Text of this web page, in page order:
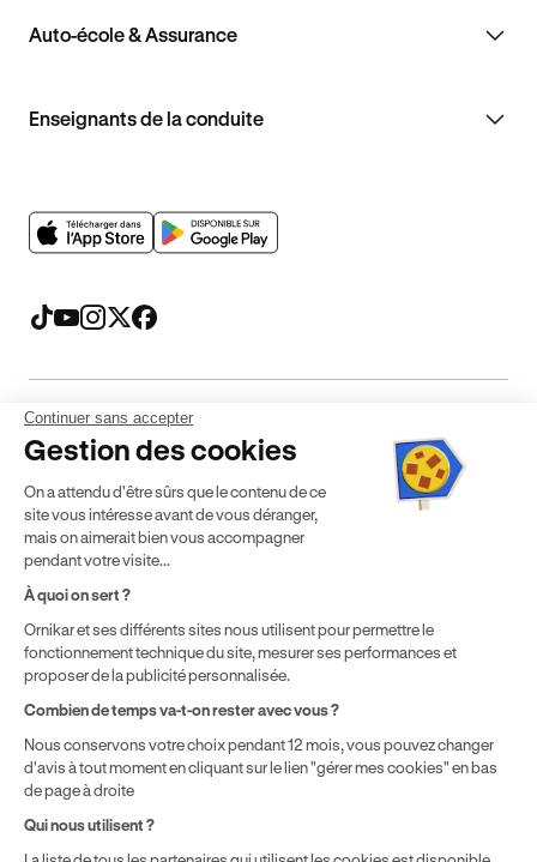
Auto-école & Assurance
Enseignants de la conduite
Mentions légales CGV CGU Politique de confidentialité
* Détail des conditions de nos offres
localisation géographique et du type de formules que vous
achetez comme détaillé dans nosConditions Générales de
Vente.
Continuer sans accepter
Gestion des cookies
On a attendu d'être sûrs que le contenu de ce
site vous intéresse avant de vous déranger,
mais on aimerait bien vous accompagner
pendant votre visite...
À quoi on sert ?
Ornikar et ses différents sites nous utilisent pour permettre le
fonctionnement technique du site, mesurer ses performances et
proposer de la publicité personnalisée.
Combien de temps va-t-on rester avec vous ?
Nous conservons votre choix pendant 12 mois, vous pouvez changer
d'avis à tout moment en cliquant sur le lien "gérer mes cookies" en bas
de page à droite
Qui nous utilisent ?